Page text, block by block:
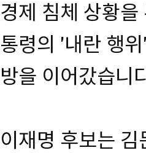
경제 침체 상황
통령의 '내란 행
방을 이어갔습니
이재명 후보는